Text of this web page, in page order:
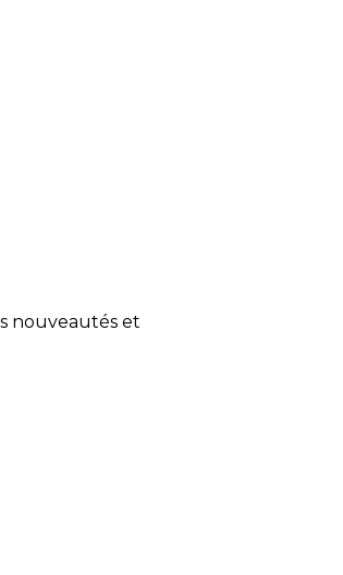
nouveautés et